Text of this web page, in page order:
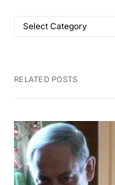
RELATED POSTS